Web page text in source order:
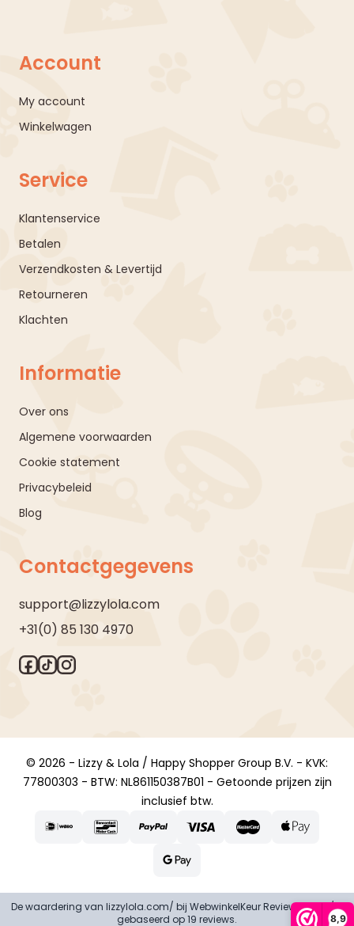
8,9
Account
My account
Winkelwagen
Service
Klantenservice
Betalen
Verzendkosten & Levertijd
Retourneren
Klachten
Informatie
Over ons
Algemene voorwaarden
Cookie statement
Privacybeleid
Blog
Contactgegevens
support@lizzylola.com
+31(0) 85 130 4970
© 2026 - Lizzy & Lola / Happy Shopper Group B.V. - KVK:
77800303 - BTW: NL861150387B01 - Getoonde prijzen zijn
inclusief btw.
De waardering van lizzylola.com/ bij WebwinkelKeur Reviewsis 8.9/10
gebaseerd op 19 reviews.